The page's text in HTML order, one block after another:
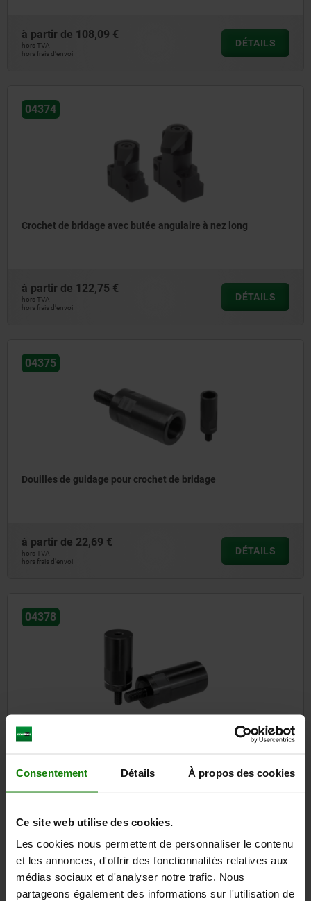
Consentement Détails À propos des cookies
Ce site web utilise des cookies.
Les cookies nous permettent de personnaliser le contenu
et les annonces, d'offrir des fonctionnalités relatives aux
médias sociaux et d'analyser notre trafic. Nous
partageons également des informations sur l'utilisation de
à partir de 108,09 €
hors TVA
hors frais d’envoi
DÉTAILS
04374
Crochet de bridage avec butée angulaire à nez long
à partir de 122,75 €
hors TVA
hors frais d’envoi
DÉTAILS
04375
Douilles de guidage pour crochet de bridage
à partir de 22,69 €
hors TVA
hors frais d’envoi
DÉTAILS
04378
Réhausses en acier pour crochets de bridage
à partir de17,11 €
04378-50